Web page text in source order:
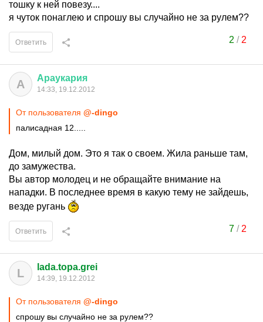
тошку к ней повезу....
я чуток понаглею и спрошу вы случайно не за рулем??
2 / 2
Ответить
А Араукария
14:33, 19.12.2012
От пользователя @-dingo
палисадная 12.....
Дом, милый дом. Это я так о своем. Жила раньше там,
до замужества.
Вы автор молодец и не обращайте внимание на
нападки. В последнее время в какую тему не зайдешь,
везде ругань
7/ 2
Ответить
L lada.topa.grei
14:39, 19.12.2012
От пользователя @-dingo
спрошу вы случайно не за рулем??